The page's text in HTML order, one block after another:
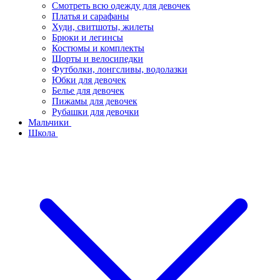
Смотреть всю одежду для девочек
Платья и сарафаны
Худи, свитшоты, жилеты
Брюки и легинсы
Костюмы и комплекты
Шорты и велосипедки
Футболки, лонгсливы, водолазки
Юбки для девочек
Белье для девочек
Пижамы для девочек
Рубашки для девочки
Мальчики
Школа